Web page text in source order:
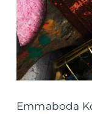
Emmaboda